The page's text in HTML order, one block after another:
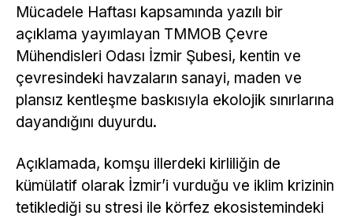
Mücadele Haftası kapsamında yazılı bir
açıklama yayımlayan TMMOB Çevre
Mühendisleri Odası İzmir Şubesi, kentin ve
çevresindeki havzaların sanayi, maden ve
plansız kentleşme baskısıyla ekolojik sınırlarına
dayandığını duyurdu.
Açıklamada, komşu illerdeki kirliliğin de
kümülatif olarak İzmir’i vurduğu ve iklim krizinin
tetiklediği su stresi ile körfez ekosistemindeki